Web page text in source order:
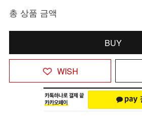
총 상품 금액
BUY
WISH